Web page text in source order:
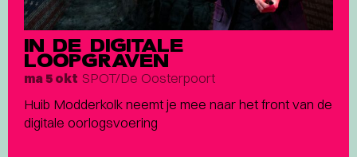
IN DE DIGITALE
LOOPGRAVEN
ma 5 okt SPOT/De Oosterpoort
Huib Modderkolk neemt je mee naar het front van de
digitale oorlogsvoering